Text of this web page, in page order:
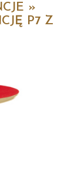
»
P7 Z